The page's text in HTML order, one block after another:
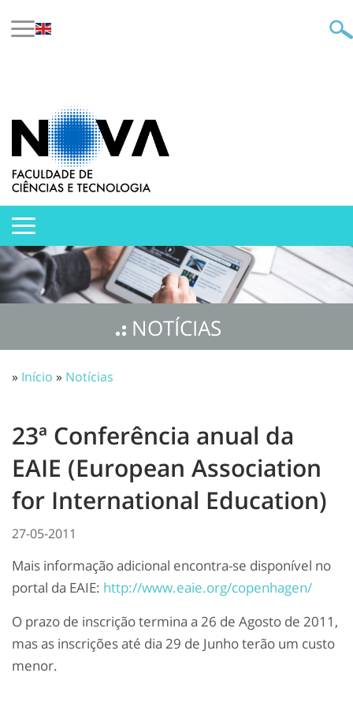
NOTÍCIAS
» Início » Notícias
23ª Conferência anual da
EAIE (European Association
for International Education)
27-05-2011
Mais informação adicional encontra-se disponível no
portal da EAIE: http://www.eaie.org/copenhagen/
O prazo de inscrição termina a 26 de Agosto de 2011,
mas as inscrições até dia 29 de Junho terão um custo
menor.